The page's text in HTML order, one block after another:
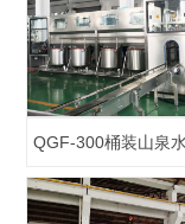
QGF-300桶装山泉